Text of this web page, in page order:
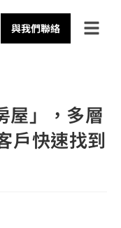
與我們聯絡
屋」，多層
戶快速找到